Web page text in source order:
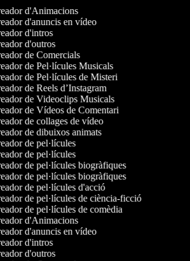
d'Animacions
d'anuncis en vídeo
d'intros
d'outros
de Comercials
de Pel·lícules Musicals
de Pel·lícules de Misteri
de Reels d’Instagram
de Videoclips Musicals
de Vídeos de Comentari
de collages de vídeo
de dibuixos animats
de pel·lícules
de pel·lícules
de pel·lícules biogràfiques
de pel·lícules biogràfiques
de pel·lícules d'acció
de pel·lícules de ciència-ficció
de pel·lícules de comèdia
d'Animacions
d'anuncis en vídeo
d'intros
d'outros